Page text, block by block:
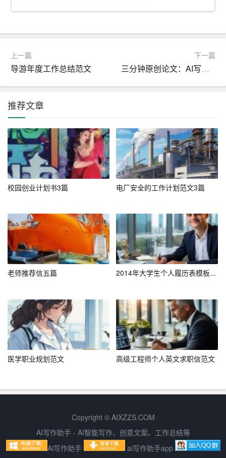
二、网申简历的撰写技巧
1. 突出关键词
在撰写网申简历时，要充分了解目标企业的招聘需求，有
针对性地设置关键词。这些关键词应涵盖求职者的专业技
能、工作经历、教育背景等方面。通过突出关键词，提高
简历的匹配度，从而提高求职成功率。
与Word简历相比，网申简历更注重简洁明了。在有限的篇
幅内，求职者要尽量用简洁的文字描述自己的经历和技
能。避免使用冗长的句子和复杂的表达，以免给招聘人员
带来阅读困难。
3. 结构清晰
网申简历的结构应清晰明了，便于招聘人员快速浏览。可
以将简历分为基本信息、求职意向、工作经历、教育背景
等模块，每个模块用简短的文字描述，突出重点。
在投递网申简历时，要遵循网站的格式要求。通常，招聘
网站会提供在线编辑器，求职者可以根据提示填写相关信
息。在填写过程中，要注意保持格式的一致性，避免出现
乱码、错位等问题。
1. 突出个人优势
在撰写Word简历时，要充分展示自己的个人优势。可以结
合自身经历，用具体的事例和数据来证明自己的能力。同
时，要注意用积极的语言描述自己的性格、特长和价值
上一篇
导游年度工作总结范文
下一篇
三分钟原创论文：AI写作革新学术领域
推荐文章
校园创业计划书3篇 电厂安全的工作计划范文3篇
老师推荐信五篇 2014年大学生个人履历表模板...
医学职业规划范文 高级工程师个人英文求职信范文
Copyright © AIXZZS.COM
AI写作助手 - AI智能写作、创意文案、工作总结等
Ai写作助手
ai写作助手app